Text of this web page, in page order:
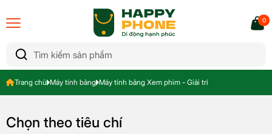
0
Trang chủ Máy tính bảng Máy tính bảng Xem phim - Giải trí
Chọn theo tiêu chí